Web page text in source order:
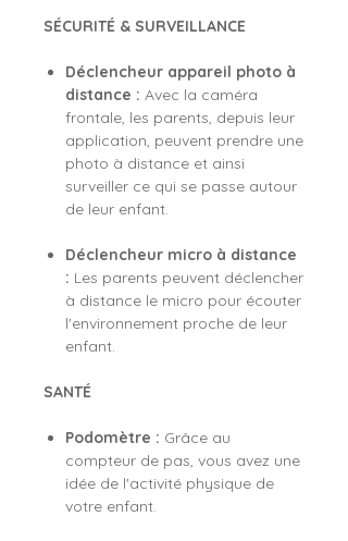
SÉCURITÉ & SURVEILLANCE
Déclencheur appareil photo à
distance : Avec la caméra
frontale, les parents, depuis leur
application, peuvent prendre une
photo à distance et ainsi
surveiller ce qui se passe autour
de leur enfant.
Déclencheur micro à distance
: Les parents peuvent déclencher
à distance le micro pour écouter
l'environnement proche de leur
enfant.
SANTÉ
Podomètre : Grâce au
compteur de pas, vous avez une
idée de l'activité physique de
votre enfant.